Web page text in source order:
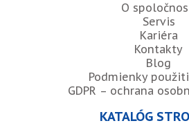
O
Servis
Kariéra
Kontakty
Blog
Podmienky
GDPR – ochrana
KATALÓG